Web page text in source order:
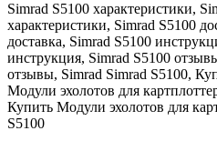
Simrad S5100 характеристики,
характеристики, Simrad S5100
доставка, Simrad S5100
инструкция, Simrad S5100
отзывы, Simrad Simrad S5100,
Модули эхолотов для
Купить Модули эхолотов для
S5100